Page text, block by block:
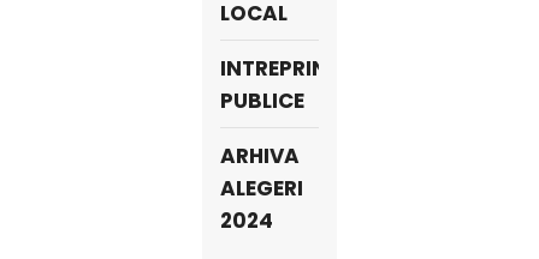
LOCAL
INTREPRINDERI
PUBLICE
ARHIVA
ALEGERI
2024